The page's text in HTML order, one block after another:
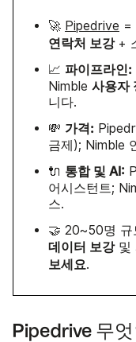
🚀 Pipedrive =
연락처 보강+
📈 파이프라인:
Nimble 사용자
니다.
💸 가격:
금제); Nimble
🔌 통합 및 AI:
어시스턴트;
스.
🤝 20~50명 규
데이터 보강및
보세요.
Pipedrive 무